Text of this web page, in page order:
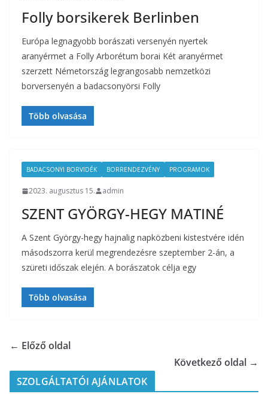
Folly borsikerek Berlinben
Európa legnagyobb borászati versenyén nyertek
aranyérmet a Folly Arborétum borai Két aranyérmet
szerzett Németország legrangosabb nemzetközi
borversenyén a badacsonyörsi Folly
Több olvasása
BADACSONYI BORVIDÉK BORRENDEZVÉNY PROGRAMOK
2023. augusztus 15. admin
SZENT GYÖRGY-HEGY MATINÉ
A Szent György-hegy hajnalig napközbeni kistestvére idén
másodszorra kerül megrendezésre szeptember 2-án, a
szüreti időszak elején. A borászatok célja egy
Több olvasása
← Előző oldal
Következő oldal →
SZOLGÁLTATÓI AJÁNLATOK